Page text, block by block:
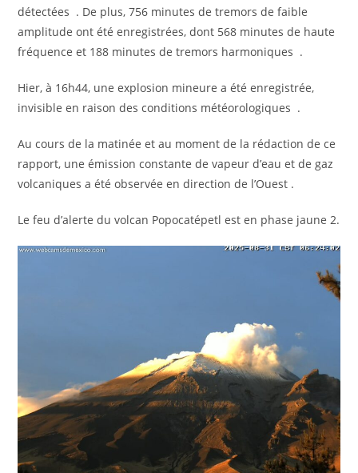
détectées . De plus, 756 minutes de tremors de faible
amplitude ont été enregistrées, dont 568 minutes de haute
fréquence et 188 minutes de tremors harmoniques .
Hier, à 16h44, une explosion mineure a été enregistrée,
invisible en raison des conditions météorologiques .
Au cours de la matinée et au moment de la rédaction de ce
rapport, une émission constante de vapeur d’eau et de gaz
volcaniques a été observée en direction de l’Ouest .
Le feu d’alerte du volcan Popocatépetl est en phase jaune 2.